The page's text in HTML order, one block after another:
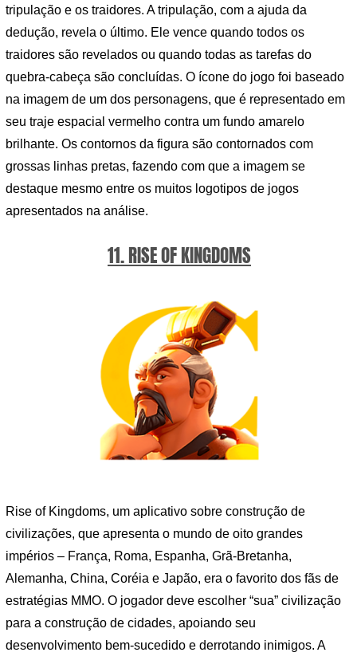
tripulação e os traidores. A tripulação, com a ajuda da
dedução, revela o último. Ele vence quando todos os
traidores são revelados ou quando todas as tarefas do
quebra-cabeça são concluídas. O ícone do jogo foi baseado
na imagem de um dos personagens, que é representado em
seu traje espacial vermelho contra um fundo amarelo
brilhante. Os contornos da figura são contornados com
grossas linhas pretas, fazendo com que a imagem se
destaque mesmo entre os muitos logotipos de jogos
apresentados na análise.
11. RISE OF KINGDOMS
Rise of Kingdoms, um aplicativo sobre construção de
civilizações, que apresenta o mundo de oito grandes
impérios – França, Roma, Espanha, Grã-Bretanha,
Alemanha, China, Coréia e Japão, era o favorito dos fãs de
estratégias MMO. O jogador deve escolher “sua” civilização
para a construção de cidades, apoiando seu
desenvolvimento bem-sucedido e derrotando inimigos. A